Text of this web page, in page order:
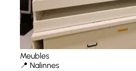
Meubles
📍 Nalinnes